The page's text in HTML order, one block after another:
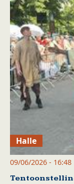
Halle
09/06/2026 - 16:48